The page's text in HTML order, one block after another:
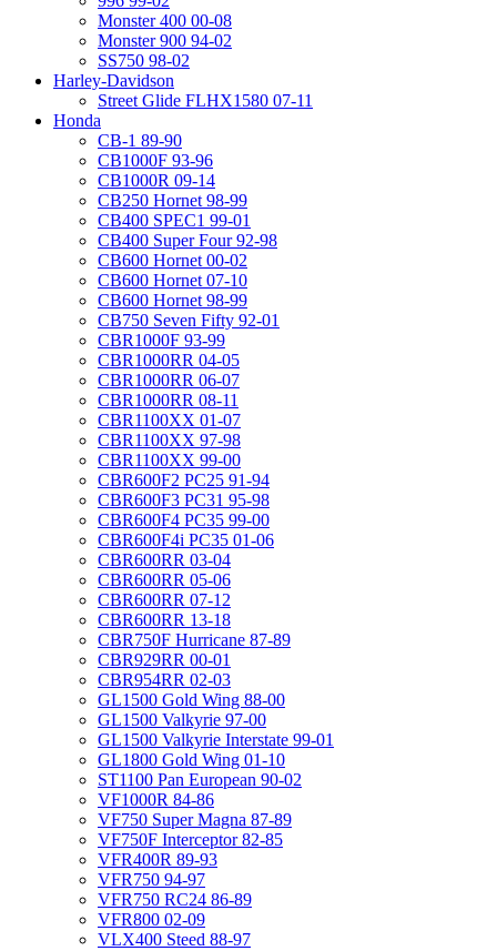
Monster 400 00-08
Monster 900 94-02
SS750 98-02
Harley-Davidson
Street Glide FLHX1580 07-11
Honda
CB-1 89-90
CB1000F 93-96
CB1000R 09-14
CB250 Hornet 98-99
CB400 SPEC1 99-01
CB400 Super Four 92-98
CB600 Hornet 00-02
CB600 Hornet 07-10
CB600 Hornet 98-99
CB750 Seven Fifty 92-01
CBR1000F 93-99
CBR1000RR 04-05
CBR1000RR 06-07
CBR1000RR 08-11
CBR1100XX 01-07
CBR1100XX 97-98
CBR1100XX 99-00
CBR600F2 PC25 91-94
CBR600F3 PC31 95-98
CBR600F4 PC35 99-00
CBR600F4i PC35 01-06
CBR600RR 03-04
CBR600RR 05-06
CBR600RR 07-12
CBR600RR 13-18
CBR750F Hurricane 87-89
CBR929RR 00-01
CBR954RR 02-03
GL1500 Gold Wing 88-00
GL1500 Valkyrie 97-00
GL1500 Valkyrie Interstate 99-01
GL1800 Gold Wing 01-10
ST1100 Pan European 90-02
VF1000R 84-86
VF750 Super Magna 87-89
VF750F Interceptor 82-85
VFR400R 89-93
VFR750 94-97
VFR750 RC24 86-89
VFR800 02-09
VLX400 Steed 88-97